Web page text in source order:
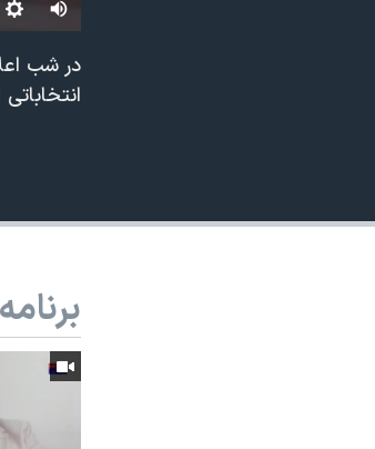
در شب
انتخاباتی